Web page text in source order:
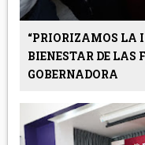
“PRIORIZAMOS LA
BIENESTAR DE LAS
GOBERNADORA